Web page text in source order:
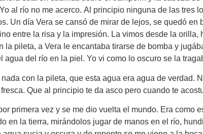
al río no me acerco. Al principio ninguna de las tres
Un día Vera se cansó de mirar de lejos, se quedó
entre la risa y la impresión. La vimos desde la
pileta, a Vera le encantaba tirarse de bomba y
del río en la piel. Yo vi como lo oscuro se la
con la pileta, que esta agua era agua de verdad.
Que al principio te da asco pero cuando te
primera vez y se me dio vuelta el mundo. Era como
en la tierra, mirándolos jugar de manos en el río,